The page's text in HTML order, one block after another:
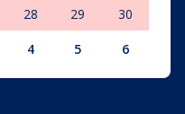
28 29 30
4 5 6